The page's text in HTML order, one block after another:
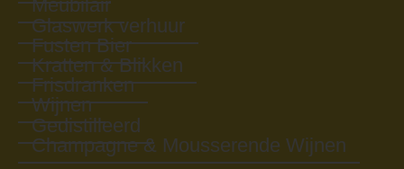
Meubilair
Glaswerk verhuur
Fusten Bier
Kratten & Blikken
Frisdranken
Wijnen
Gedistilleerd
Champagne & Mousserende Wijnen